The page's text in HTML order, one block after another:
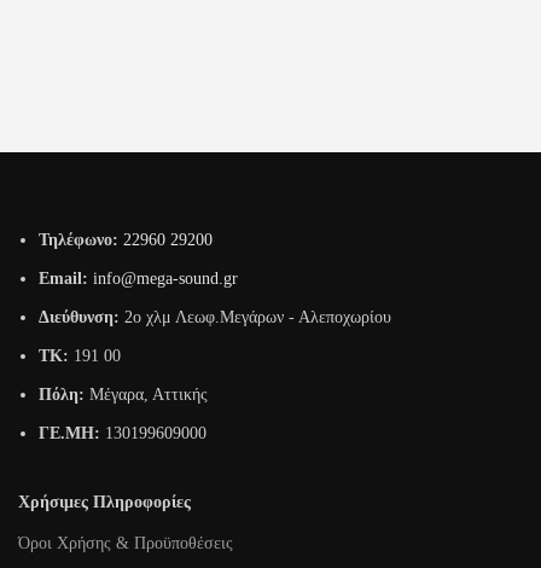
Τηλέφωνο: 22960 29200
Email: info@mega-sound.gr
Διεύθυνση: 2o χλμ Λεωφ.Μεγάρων - Αλεποχωρίου
TK: 191 00
Πόλη: Μέγαρα, Αττικής
ΓΕ.ΜΗ: 130199609000
Χρήσιμες Πληροφορίες
Όροι Χρήσης & Προϋποθέσεις